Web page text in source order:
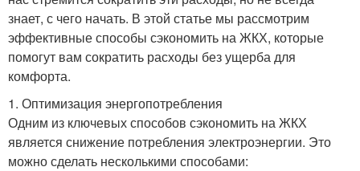
знает, с чего начать. В этой статье мы рассмотрим
эффективные способы сэкономить на ЖКХ, которые
помогут вам сократить расходы без ущерба для
комфорта.
1. Оптимизация энергопотребления
Одним из ключевых способов сэкономить на ЖКХ
является снижение потребления электроэнергии. Это
можно сделать несколькими способами: